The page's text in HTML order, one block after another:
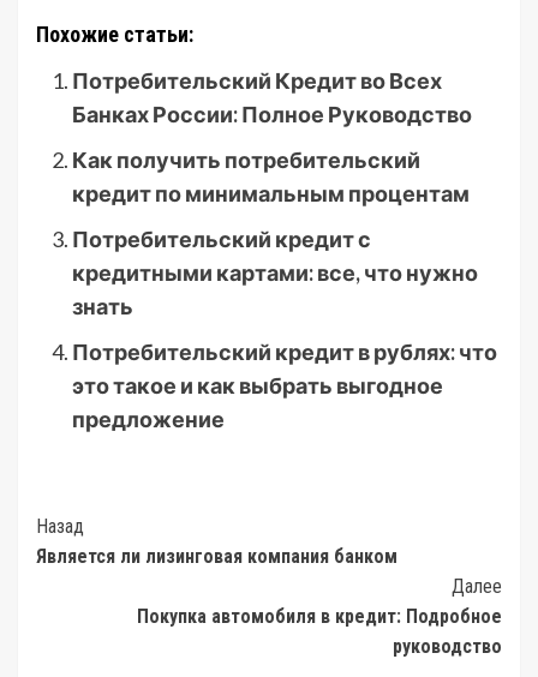
Похожие статьи:
Потребительский Кредит во Всех
Банках России: Полное Руководство
Как получить потребительский
кредит по минимальным процентам
Потребительский кредит с
кредитными картами: все, что нужно
знать
Потребительский кредит в рублях: что
это такое и как выбрать выгодное
предложение
Post
Navigation
Назад
Является ли лизинговая компания банком
Далее
Покупка автомобиля в кредит: Подробное
руководство